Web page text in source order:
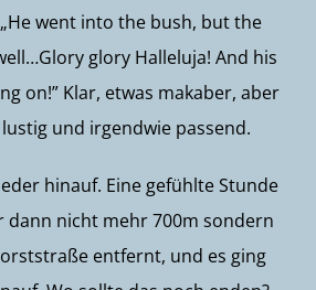
went into the bush, but the
glory Halleluja! And his
on!” Klar, etwas makaber, aber
und irgendwie passend.
hinauf. Eine gefühlte Stunde
dann nicht mehr 700m sondern
entfernt, und es ging